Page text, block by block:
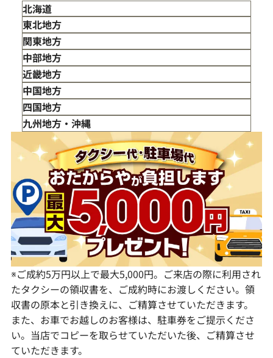
北海道
東北地方
青森県
岩手県
宮城県
秋田県
山形県
福島県
関東地方
東京都
神奈川県
埼玉県
千葉県
茨城県
栃木県
群馬県
中部地方
新潟県
富山県
石川県
山梨県
長野県
岐阜県
静岡県
愛知県
近畿地方
三重県
滋賀県
京都府
大阪府
兵庫県
奈良県
和歌山県
中国地方
鳥取県
島根県
岡山県
広島県
山口県
四国地方
徳島県
香川県
愛媛県
九州地方・沖縄
福岡県
佐賀県
長崎県
熊本県
大分県
宮崎県
鹿児島県
※ご成約5万円以上で最大5,000円。ご来店の際に利用され
たタクシーの領収書を、ご成約時にお渡しください。領
収書の原本と引き換えに、ご精算させていただきます。
また、お車でお越しのお客様は、駐車券をご提示くださ
い。当店でコピーを取らせていただいた後、ご精算させ
ていただきます。